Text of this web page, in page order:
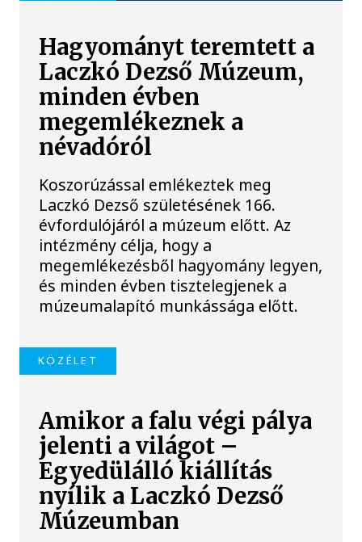
Hagyományt teremtett a
Laczkó Dezső Múzeum,
minden évben
megemlékeznek a
névadóról
Koszorúzással emlékeztek meg
Laczkó Dezső születésének 166.
évfordulójáról a múzeum előtt. Az
intézmény célja, hogy a
megemlékezésből hagyomány legyen,
és minden évben tisztelegjenek a
múzeumalapító munkássága előtt.
KÖZÉLET
Amikor a falu végi pálya
jelenti a világot –
Egyedülálló kiállítás
nyílik a Laczkó Dezső
Múzeumban